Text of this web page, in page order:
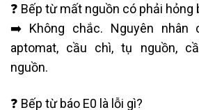
❓ Bếp từ mất nguồn có phải hỏng
➡️ Không chắc. Nguyên
aptomat, cầu chì, tụ nguồn,
nguồn.
❓ Bếp từ báo E0 là lỗi gì?